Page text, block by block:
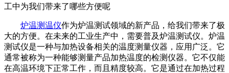
工中为我们带来了哪些方便呢
炉温测温仪作为炉温测试领域的新产品，给我们带来了极
大的方便。在未来的工业生产中，需要普及炉温测试仪。炉温
测试仪是一种与加热设备相关的温度测量仪器，应用广泛。它
通常被称为一种能够测量产品加热温度的检测仪器。它不仅能
在高温环境下正常工作，而且精度较高。它是通过在加热过程